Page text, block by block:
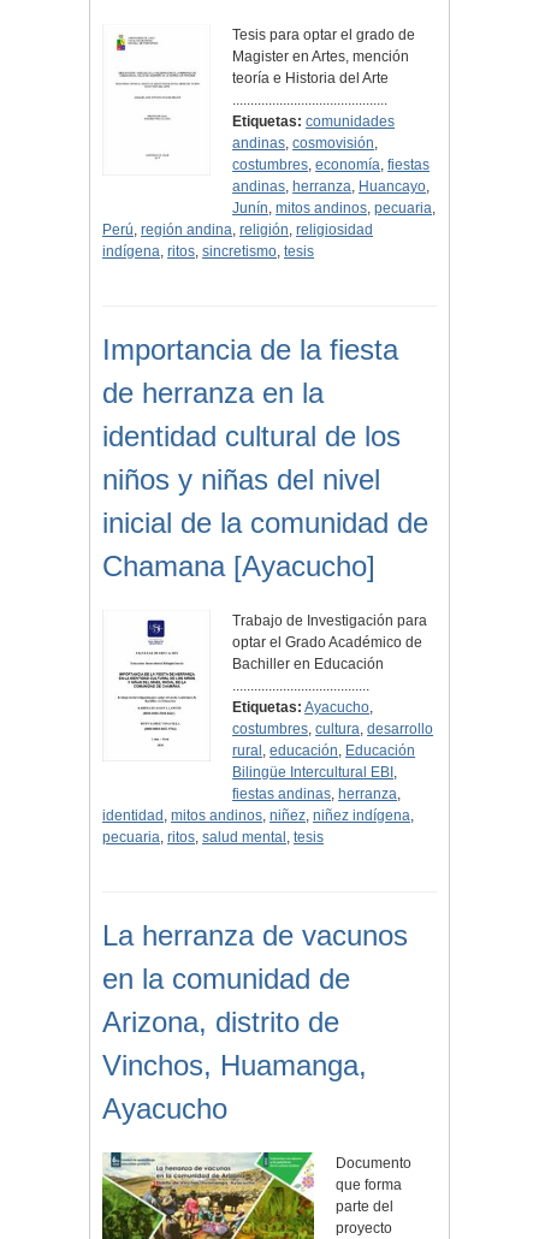
Tesis para optar el grado de
Magister en Artes, mención
teoría e Historia del Arte
...........................................
Etiquetas: comunidades
andinas,cosmovisión,
costumbres,economía,fiestas
andinas, herranza, Huancayo,
Junín,mitos andinos,pecuaria,
Perú, región andina, religión, religiosidad
indígena, ritos, sincretismo, tesis
Importancia de la fiesta
de herranza en la
identidad cultural de los
niños y niñas del nivel
inicial de la comunidad de
Chamana [Ayacucho]
Trabajo de Investigación para
optar el Grado Académico de
Bachiller en Educación
......................................
Etiquetas: Ayacucho,
costumbres,cultura,desarrollo
rural ,educación, Educación
Bilingüe Intercultural EBI ,
fiestas andinas, herranza,
identidad , mitos andinos, niñez, niñez indígena,
pecuaria, ritos, salud mental , tesis
La herranza de vacunos
en la comunidad de
Arizona, distrito de
Vinchos, Huamanga,
Ayacucho
Documento
que forma
parte del
proyecto